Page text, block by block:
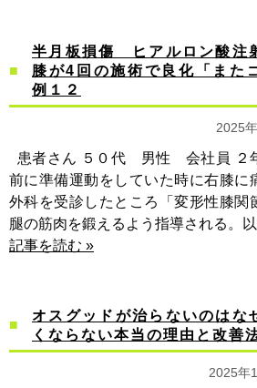
半月板損傷 ヒアルロン酸注
膝が4回の施術で良化「また
例１２
2025
患者さん ５０代 男性 会社員 ２
前に準備運動をしていた時に右膝に
外科を受診したところ「変形性膝関
腿の筋肉を鍛えるよう指導される。
記事を読む »
オスグッドが治らないのはな
くならない本当の理由と改善
2025年